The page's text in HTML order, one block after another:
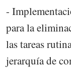
-
para la
las tareas
jerarquía de